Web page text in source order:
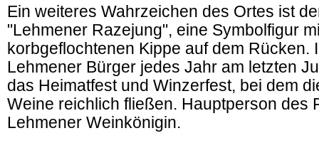
Ein weiteres Wahrzeichen des Ortes ist
"Lehmener Razejung", eine Symbolfigur
korbgeflochtenen Kippe auf dem Rücken.
Lehmener Bürger jedes Jahr am letzten
das Heimatfest und Winzerfest, bei dem
Weine reichlich fließen. Hauptperson des
Lehmener Weinkönigin.